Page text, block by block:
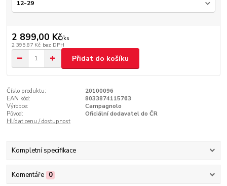
2 899,00 Kč/ks
2 395,87 Kč bez DPH
Přidat do košíku
Číslo produktu:
20100096
EAN kód:
8033874115763
Výrobce:
Campagnolo
Původ:
Oficiální dodavatel do ČR
Hlídat cenu / dostupnost
Kompletní specifikace
Komentáře 0